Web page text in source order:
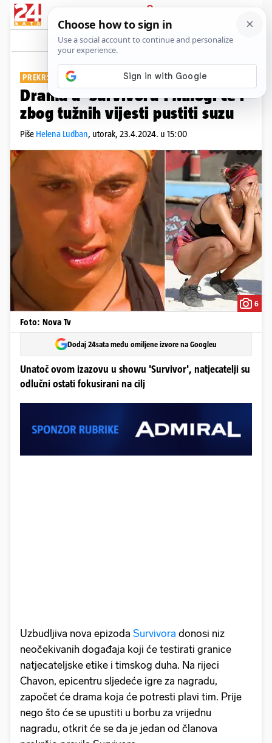
PRIJAVA
Show Komentari
PREKRŠAJ U SHOWU
Drama u 'Survivoru'! Mnogi će i
zbog tužnih vijesti pustiti suzu
Piše Helena Ludban, utorak, 23.4.2024. u 15:00
6
Foto: Nova Tv
Dodaj 24sata među omiljene izvore na Googleu
Unatoč ovom izazovu u showu 'Survivor', natjecatelji su
odlučni ostati fokusirani na cilj
Uzbudljiva nova epizoda Survivora donosi niz
neočekivanih događaja koji će testirati granice
natjecateljske etike i timskog duha. Na rijeci
Chavon, epicentru sljedeće igre za nagradu,
započet će drama koja će potresti plavi tim. Prije
nego što će se upustiti u borbu za vrijednu
nagradu, otkrit će se da je jedan od članova